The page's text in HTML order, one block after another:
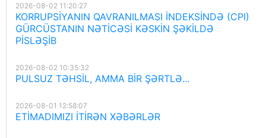
2026-08-02 11:20:27
KORRUPSİYANIN QAVRANILMASI İNDEKSİNDƏ (CPI)
GÜRCÜSTANIN NƏTİCƏSİ KƏSKİN ŞƏKİLDƏ
PİSLƏŞİB
2026-08-02 10:35:32
PULSUZ TƏHSİL, AMMA BİR ŞƏRTLƏ...
2026-08-01 12:58:07
ETİMADIMIZI İTİRƏN XƏBƏRLƏR